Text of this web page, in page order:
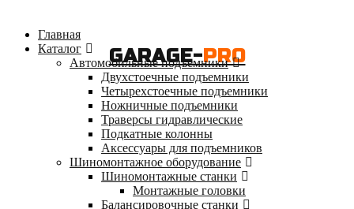
GARAGE-PRO
Главная
Каталог
Автомобильные подъемники
Двухстоечные подъемники
Четырехстоечные подъемники
Ножничные подъемники
Траверсы гидравлические
Подкатные колонны
Аксессуары для подъемников
Шиномонтажное оборудование
Шиномонтажные станки
Монтажные головки
Балансировочные станки